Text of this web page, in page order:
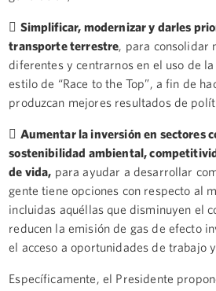
 Simplificar, modernizar y darles
transporte terrestre , para
diferentes y centrarnos en el uso de
estilo de “Race to the Top”, a fin de
produzcan mejores resultados de
 Aumentar la inversión en sectores
sostenibilidad ambiental,
de vida, para ayudar a desarrollar
gente tiene opciones con respecto al
incluidas aquéllas que disminuyen el
reducen la emisión de gas de efecto
el acceso a oportunidades de trabajo
Específicamente, el Presidente